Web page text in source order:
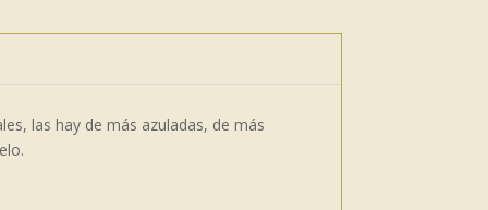
las hay de más azuladas, de más